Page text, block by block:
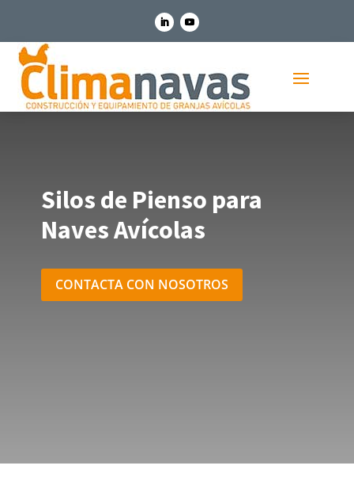
Silos de Pienso para
Naves Avícolas
CONTACTA CON NOSOTROS